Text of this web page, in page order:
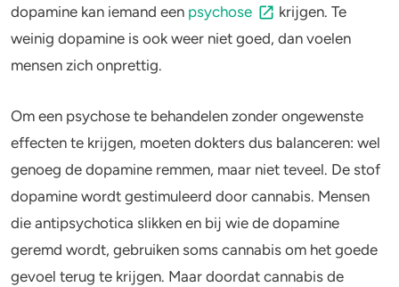
Paddo’s en truffels
Ayahuasca
Benzodiazepines
Heroïne
Verkeer
Stel een vraag
dopamine kan iemand een psychose
krijgen. Te
weinig dopamine is ook weer niet goed, dan voelen
mensen zich onprettig.
Om een psychose te behandelen zonder ongewenste
effecten te krijgen, moeten dokters dus balanceren: wel
genoeg de dopamine remmen, maar niet teveel. De stof
dopamine wordt gestimuleerd door cannabis. Mensen
die antipsychotica slikken en bij wie de dopamine
geremd wordt, gebruiken soms cannabis om het goede
gevoel terug te krijgen. Maar doordat cannabis de